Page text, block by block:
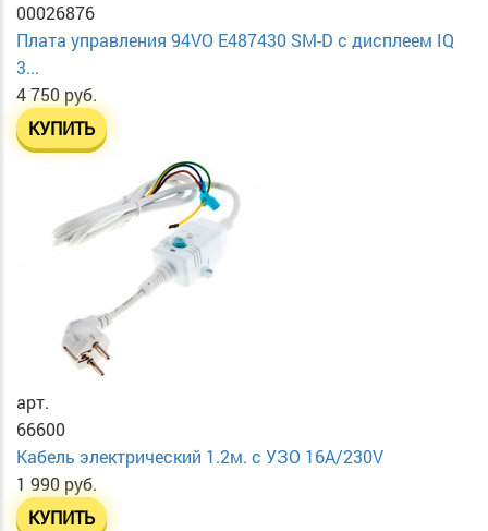
00026876
Плата управления 94VO E487430 SM-D с дисплеем IQ
3...
4 750 руб.
КУПИТЬ
арт.
66600
Кабель электрический 1.2м. с УЗО 16А/230V
1 990 руб.
КУПИТЬ